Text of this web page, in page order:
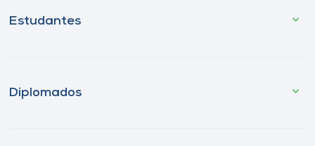
Estudantes
Diplomados